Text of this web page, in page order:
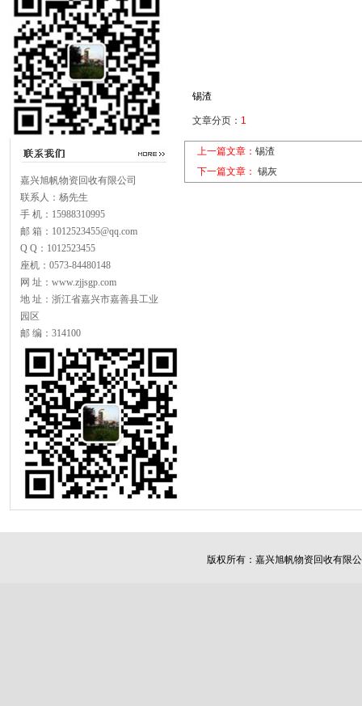
嘉兴旭帆物资回收有限公司
联系人：杨先生
手 机：15988310995
邮 箱：1012523455@qq.com
Q Q：1012523455
座机：0573-84480148
网 址：www.zjjsgp.com
地 址：浙江省嘉兴市嘉善县工业
园区
邮 编：314100
锡渣
文章分页： 1
上一篇文章： 锡渣
下一篇文章： 锡灰
版权所有： 嘉兴旭帆物资回收有限